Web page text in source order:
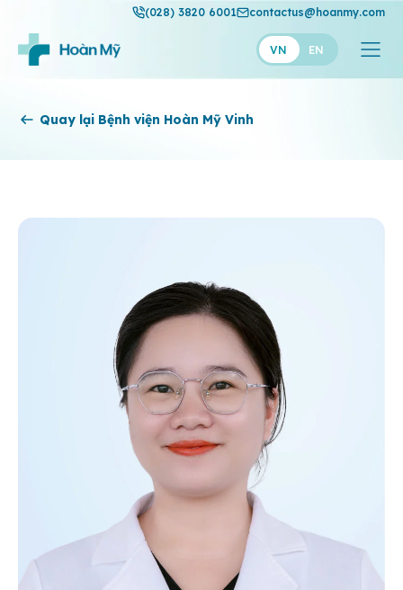
(028) 3820 6001 contactus@hoanmy.com
VN EN
Hoàn Mỹ
Thuận Mỹ
Quay lại Bệnh viện Hoàn Mỹ Vinh